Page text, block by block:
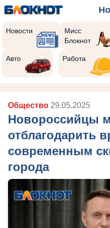
Новости
Мисс
Блокнот
Авто Работа
Общество 29.05.2025
Новороссийцы
отблагодарить
современным
города